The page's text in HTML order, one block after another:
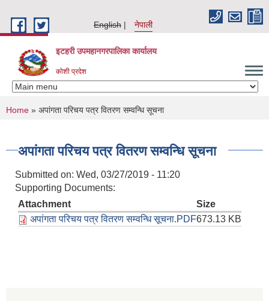
English
नेपाली
इटहरी उपमहानगरपालिका कार्यालय
कोशी प्रदेश
You are here
Home » अपांगता परिचय पत्र वितरण सम्वन्धि सूचना
अपांगता परिचय पत्र वितरण सम्वन्धि सूचना
Submitted on: Wed, 03/27/2019 - 11:20
Supporting Documents:
Attachment
Size
अपांगता परिचय पत्र वितरण सम्वन्धि सूचना.PDF673.13 KB